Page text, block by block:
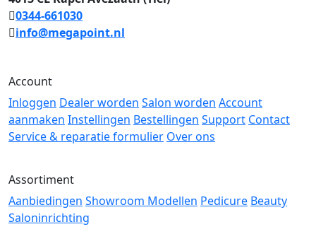
0344-661030
info@megapoint.nl
Account
Inloggen Dealer worden Salon worden Account
aanmaken Instellingen Bestellingen Support Contact
Service & reparatie formulier Over ons
Assortiment
Aanbiedingen Showroom Modellen Pedicure Beauty
Saloninrichting